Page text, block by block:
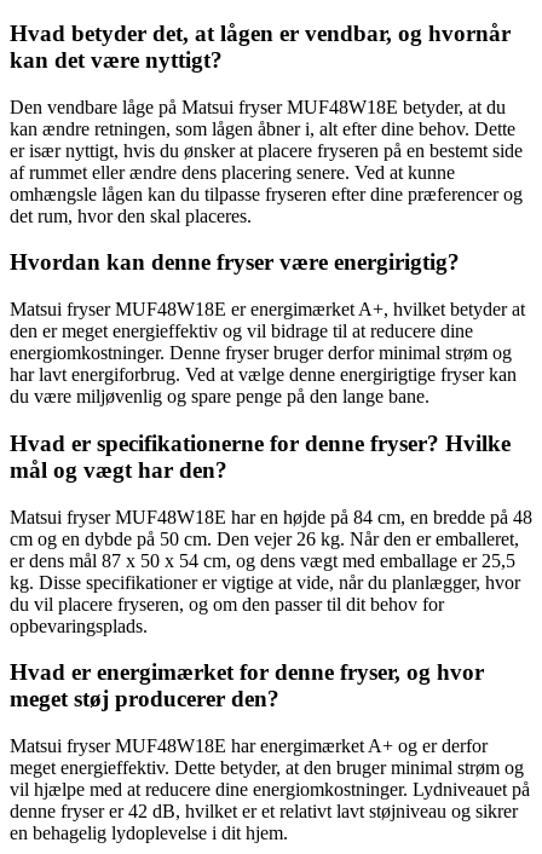
Hvad betyder det, at lågen er vendbar, og hvornår
kan det være nyttigt?
Den vendbare låge på Matsui fryser MUF48W18E betyder, at du
kan ændre retningen, som lågen åbner i, alt efter dine behov. Dette
er især nyttigt, hvis du ønsker at placere fryseren på en bestemt side
af rummet eller ændre dens placering senere. Ved at kunne
omhængsle lågen kan du tilpasse fryseren efter dine præferencer og
det rum, hvor den skal placeres.
Hvordan kan denne fryser være energirigtig?
Matsui fryser MUF48W18E er energimærket A+, hvilket betyder at
den er meget energieffektiv og vil bidrage til at reducere dine
energiomkostninger. Denne fryser bruger derfor minimal strøm og
har lavt energiforbrug. Ved at vælge denne energirigtige fryser kan
du være miljøvenlig og spare penge på den lange bane.
Hvad er specifikationerne for denne fryser? Hvilke
mål og vægt har den?
Matsui fryser MUF48W18E har en højde på 84 cm, en bredde på 48
cm og en dybde på 50 cm. Den vejer 26 kg. Når den er emballeret,
er dens mål 87 x 50 x 54 cm, og dens vægt med emballage er 25,5
kg. Disse specifikationer er vigtige at vide, når du planlægger, hvor
du vil placere fryseren, og om den passer til dit behov for
opbevaringsplads.
Hvad er energimærket for denne fryser, og hvor
meget støj producerer den?
Matsui fryser MUF48W18E har energimærket A+ og er derfor
meget energieffektiv. Dette betyder, at den bruger minimal strøm og
vil hjælpe med at reducere dine energiomkostninger. Lydniveauet på
denne fryser er 42 dB, hvilket er et relativt lavt støjniveau og sikrer
en behagelig lydoplevelse i dit hjem.